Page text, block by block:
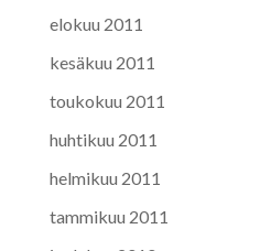
elokuu 2011
kesäkuu 2011
toukokuu 2011
huhtikuu 2011
helmikuu 2011
tammikuu 2011